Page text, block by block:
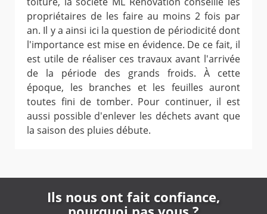
propriétaires de les faire au moins 2 fois par
an. Il y a ainsi ici la question de périodicité dont
l'importance est mise en évidence. De ce fait, il
est utile de réaliser ces travaux avant l'arrivée
de la période des grands froids. À cette
époque, les branches et les feuilles auront
toutes fini de tomber. Pour continuer, il est
aussi possible d'enlever les déchets avant que
la saison des pluies débute.
Ils nous ont fait confiance,